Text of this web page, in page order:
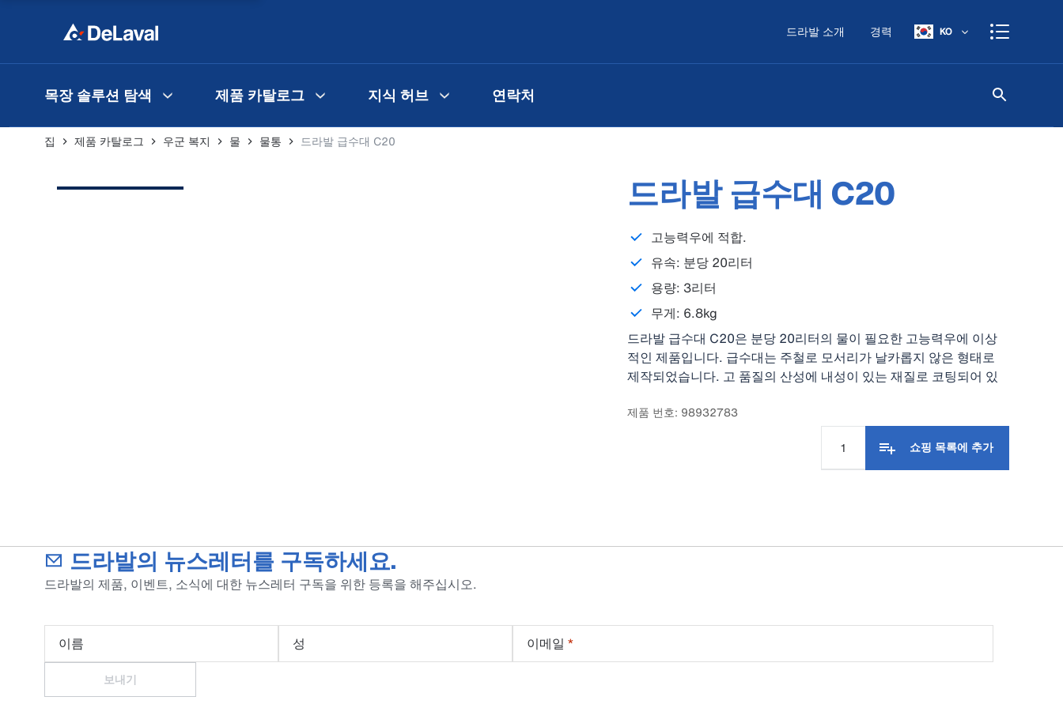
드라발 소개 경력 KO
목장 솔루션 탐색 제품 카탈로그 지식 허브 연락처
집 제품 카탈로그 우군 복지 물 물통 드라발 급수대 C20
드라발 급수대 C20
고능력우에 적합.
유속: 분당 20리터
용량: 3리터
무게: 6.8kg
드라발 급수대 C20은 분당 20리터의 물이 필요한 고능력우에 이상
적인 제품입니다. 급수대는 주철로 모서리가 날카롭지 않은 형태로
제작되었습니다. 고 품질의 산성에 내성이 있는 재질로 코팅되어 있
제품 번호: 98932783
쇼핑 목록에 추가
드라발의 뉴스레터를 구독하세요.
드라발의 제품, 이벤트, 소식에 대한 뉴스레터 구독을 위한 등록을 해주십시오.
이름 성 이메일 *
보내기